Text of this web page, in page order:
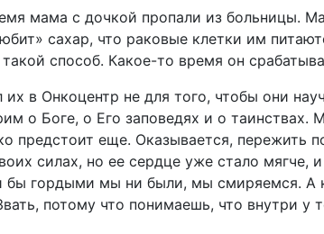
мама с дочкой пропали из больницы.
сахар, что раковые клетки им
способ. Какое-то время он
в Онкоцентр не для того, чтобы они
о Боге, о Его заповедях и о
предстоит еще. Оказывается, пережить
силах, но ее сердце уже стало мягче,
бы гордыми мы ни были, мы смиряемся. А
потому что понимаешь, что внутри у